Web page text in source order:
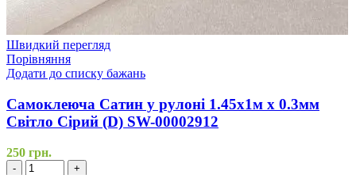
Швидкий перегляд
Порівняння
Додати до списку бажань
Самоклеюча Сатин у рулоні 1.45х1м х 0.3мм
Світло Сірий (D) SW-00002912
250 грн.
- +